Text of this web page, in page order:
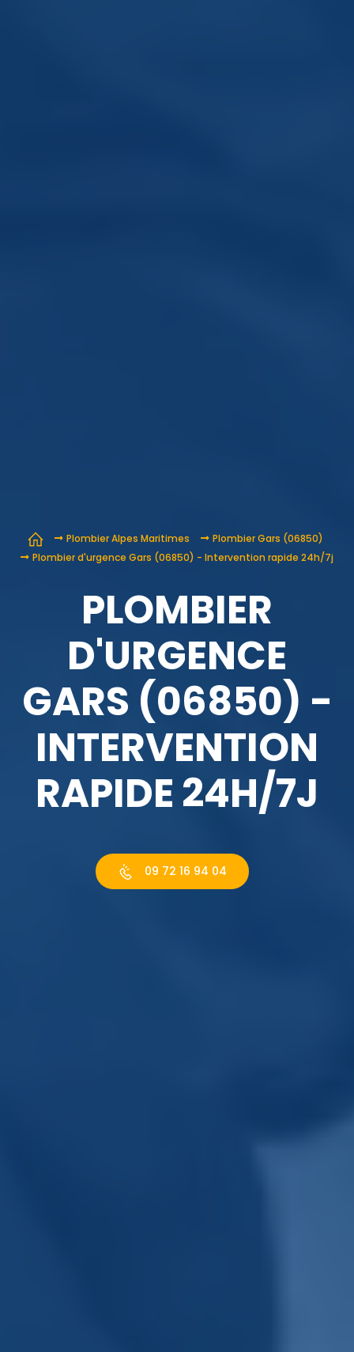
Plombier Alpes Maritimes
Plombier Gars (06850)
Plombier d'urgence Gars (06850) - Intervention rapide 24h/7j
PLOMBIER
D'URGENCE
GARS (06850) -
INTERVENTION
RAPIDE 24H/7J
09 72 16 94 04